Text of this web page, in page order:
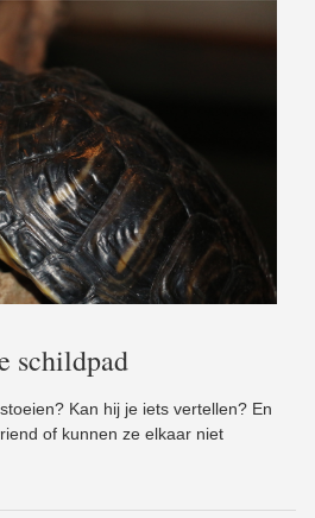
schildpad
Kan hij je iets vertellen? En
of kunnen ze elkaar niet